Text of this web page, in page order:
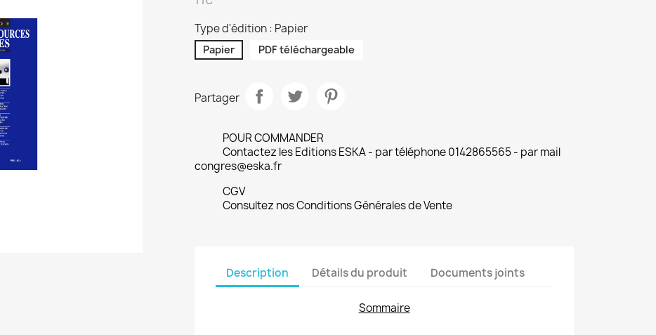
Type d'édition : Papier
Papier PDF téléchargeable
Partager
POUR COMMANDER
Contactez les Editions ESKA - par téléphone 0142865565 - par mail
congres@eska.fr
CGV
Consultez nos Conditions Générales de Vente
Description Détails du produit Documents joints
Sommaire